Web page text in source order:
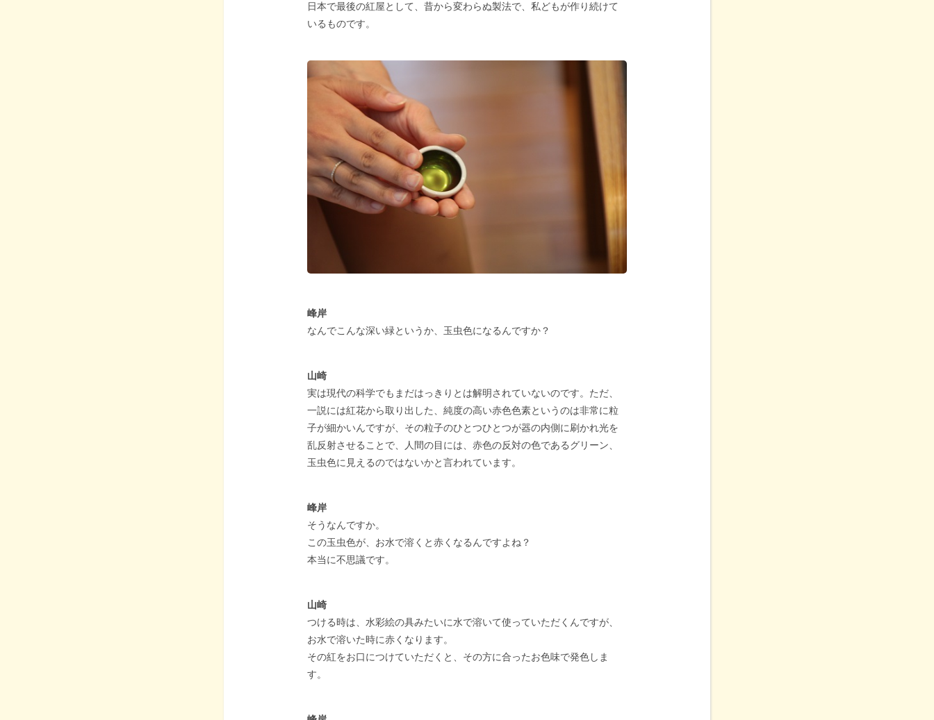
日本で最後の紅屋として、昔から変わらぬ製法で、私どもが作り続けて
いるものです。
峰岸
なんでこんな深い緑というか、玉虫色になるんですか？
山崎
実は現代の科学でもまだはっきりとは解明されていないのです。ただ、
一説には紅花から取り出した、純度の高い赤色色素というのは非常に粒
子が細かいんですが、その粒子のひとつひとつが器の内側に刷かれ光を
乱反射させることで、人間の目には、赤色の反対の色であるグリーン、
玉虫色に見えるのではないかと言われています。
峰岸
そうなんですか。
この玉虫色が、お水で溶くと赤くなるんですよね？
本当に不思議です。
山崎
つける時は、水彩絵の具みたいに水で溶いて使っていただくんですが、
お水で溶いた時に赤くなります。
その紅をお口につけていただくと、その方に合ったお色味で発色しま
す。